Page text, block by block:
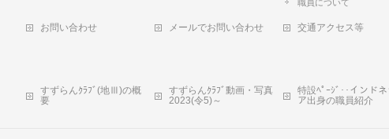
職員について
お問い合わせ メールでお問い合わせ 交通アクセス等
すずらんｸﾗﾌﾞ(地Ⅲ)の概
要
すずらんｸﾗﾌﾞ動画・写真
2023(令5)～
特設ﾍﾟｰｼﾞ‥インドネ
ア出身の職員紹介